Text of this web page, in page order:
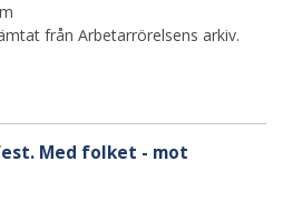
från Arbetarrörelsens arkiv.
Med folket - mot